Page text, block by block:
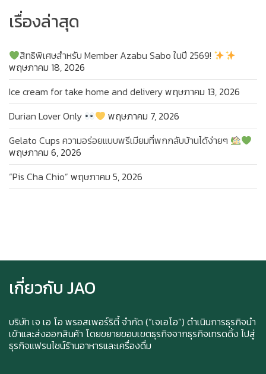
เรื่องล่าสุด
สิทธิพิเศษสำหรับ Member Azabu Sabo ในปี 2569!
พฤษภาคม 18, 2026
Ice cream for take home and deliveryพฤษภาคม 13, 2026
Durian Lover Only
พฤษภาคม 7, 2026
Gelato Cups ความอร่อยแบบพรีเมียมที่พกกลับบ้านได้ง่ายๆ
พฤษภาคม 6, 2026
“Pis Cha Chio” พฤษภาคม 5, 2026
เกี่ยวกับ JAO
บริษัท เจ เอ โอ พรอสเพอร์ริตี้ จำกัด (“เจเอโอ”) ดำเนินการธุรกิจนำ
เข้าและส่งออกสินค้า โดยขยายขอบเขตธุรกิจจากธุรกิจเทรดดิ้ง ไปสู่
ธุรกิจแฟรนไชน์ร้านอาหารและเครื่องดื่ม